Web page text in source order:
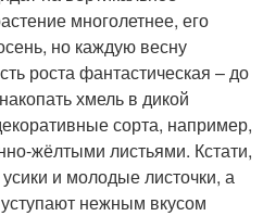
многолетнее, его
но каждую весну
роста фантастическая – до
хмель в дикой
сорта, например,
жёлтыми листьями. Кстати,
и молодые листочки, а
нежным вкусом